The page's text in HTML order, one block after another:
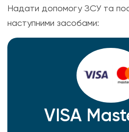
Надати допомогу ЗСУ та
наступними засобами:
VISA